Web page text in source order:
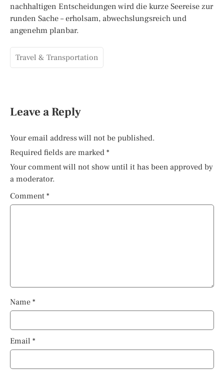
nachhaltigen Entscheidungen wird die kurze Seereise zur
runden Sache – erholsam, abwechslungsreich und
angenehm planbar.
Travel & Transportation
Leave a Reply
Your email address will not be published.
Required fields are marked *
Your comment will not show until it has been approved by
a moderator.
Comment *
Name *
Email *